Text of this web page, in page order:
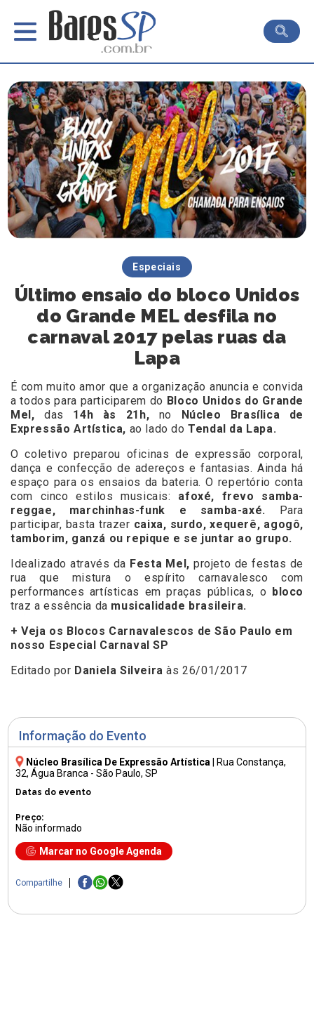
Informação do Evento
Núcleo Brasílica De Expressão Artística
Rua Constança,
32, Água Branca - São Paulo, SP
Datas do evento
Preço:
Não informado
Marcar no Google Agenda
Compartilhe
Especiais
Último ensaio do bloco Unidos
do Grande MEL desfila no
carnaval 2017 pelas ruas da
Lapa
É com muito amor que a organização anuncia e convida
a todos para participarem do Bloco Unidos do Grande
Mel,das 14h às 21h, no
Núcleo Brasílica de
Expressão Artística, ao lado do Tendal da Lapa.
O coletivo preparou oficinas de expressão corporal,
dança e confecção de adereços e fantasias. Ainda há
espaço para os ensaios da bateria. O repertório conta
com cinco estilos musicais: afoxé, frevo samba-
reggae, marchinhas-funk e samba-axé. Para
participar, basta trazer caixa, surdo, xequerê, agogô,
tamborim, ganzá ou repique e se juntar ao grupo.
Idealizado através da Festa Mel, projeto de festas de
rua que mistura o espírito carnavalesco com
performances artísticas em praças públicas, o bloco
traz a essência da musicalidade brasileira.
+ Veja os Blocos Carnavalescos de São Paulo em
nosso Especial Carnaval SP
Editado por Daniela Silveira às 26/01/2017